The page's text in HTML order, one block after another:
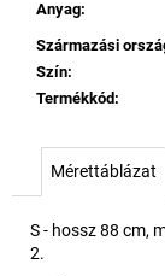
Anyag:
Származási
Szín:
Termékkód:
Mérettáblázat
S - hossz 88 cm,
2.